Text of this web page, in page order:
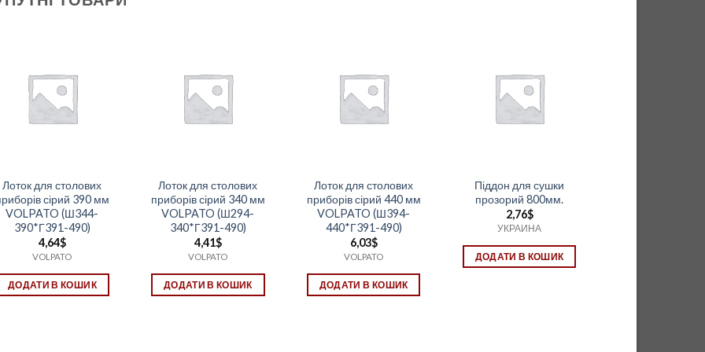
Лоток для столових
сірий 390 мм
VOLPATO (Ш344-
390*Г391-490)
4,64$
VOLPATO
ДОДАТИ В КОШИК
Лоток для столових
приборів сірий 340 мм
VOLPATO (Ш294-
340*Г391-490)
4,41$
VOLPATO
ДОДАТИ В КОШИК
Лоток для столових
приборів сірий 440 мм
VOLPATO (Ш394-
440*Г391-490)
6,03$
VOLPATO
ДОДАТИ В КОШИК
Піддон для сушки
прозорий 800мм.
2,76$
УКРАИНА
ДОДАТИ В КОШИК